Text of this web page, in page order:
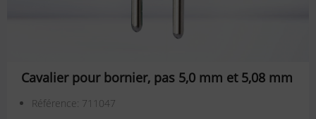
Cavalier pour bornier, pas 5,0 mm et 5,08 mm
Référence: 711047